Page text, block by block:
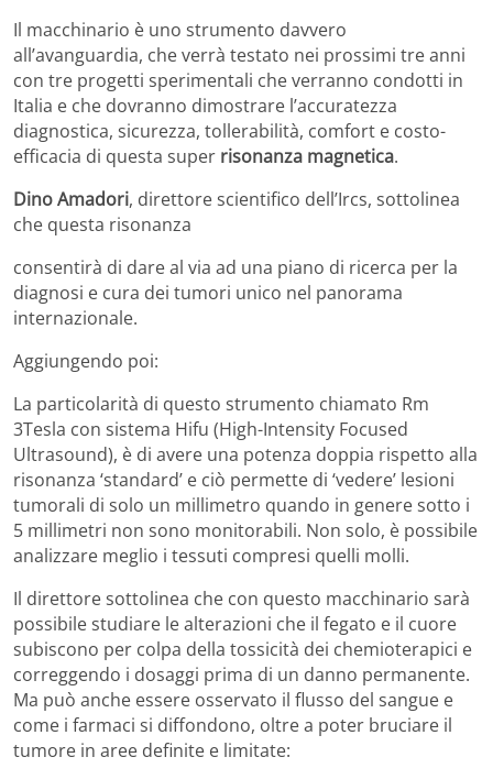
Il macchinario è uno strumento davvero
all’avanguardia, che verrà testato nei prossimi tre anni
con tre progetti sperimentali che verranno condotti in
Italia e che dovranno dimostrare l’accuratezza
diagnostica, sicurezza, tollerabilità, comfort e costo-
efficacia di questa super risonanza magnetica.
Dino Amadori, direttore scientifico dell’Ircs, sottolinea
che questa risonanza
consentirà di dare al via ad una piano di ricerca per la
diagnosi e cura dei tumori unico nel panorama
internazionale.
Aggiungendo poi:
La particolarità di questo strumento chiamato Rm
3Tesla con sistema Hifu (High-Intensity Focused
Ultrasound), è di avere una potenza doppia rispetto alla
risonanza ‘standard’ e ciò permette di ‘vedere’ lesioni
tumorali di solo un millimetro quando in genere sotto i
5 millimetri non sono monitorabili. Non solo, è possibile
analizzare meglio i tessuti compresi quelli molli.
Il direttore sottolinea che con questo macchinario sarà
possibile studiare le alterazioni che il fegato e il cuore
subiscono per colpa della tossicità dei chemioterapici e
correggendo i dosaggi prima di un danno permanente.
Ma può anche essere osservato il flusso del sangue e
come i farmaci si diffondono, oltre a poter bruciare il
tumore in aree definite e limitate: